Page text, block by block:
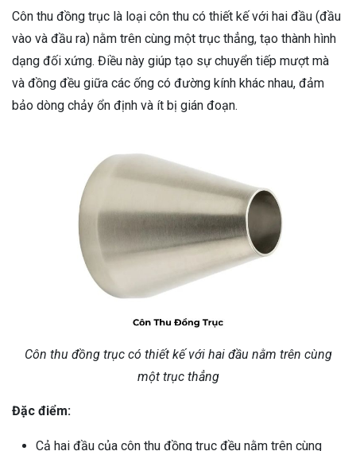
Côn thu đồng trục là loại côn thu có thiết kế với hai đầu (đầu
vào và đầu ra) nằm trên cùng một trục thẳng, tạo thành hình
dạng đối xứng. Điều này giúp tạo sự chuyển tiếp mượt mà
và đồng đều giữa các ống có đường kính khác nhau, đảm
bảo dòng chảy ổn định và ít bị gián đoạn.
Côn thu đồng trục có thiết kế với hai đầu nằm trên cùng
một trục thẳng
Đặc điểm:
Cả hai đầu của côn thu đồng trục đều nằm trên cùng